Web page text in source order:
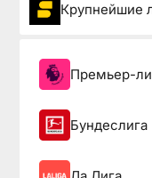
Крупнейшие
Премьер-
Бундеслига